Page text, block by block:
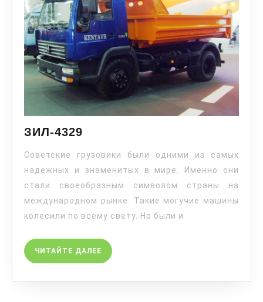
ЗИЛ-4329
Советские грузовики были одними из самых
надёжных и знаменитых в мире. Именно они
стали своеобразным символом страны на
международном рынке. Такие могучие машины
колесили по всему свету. Но были и
ЧИТАЙТЕ ДАЛЕЕ